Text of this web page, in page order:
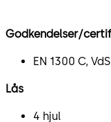
Godkendelser/
EN 1300 C,
Lås
4 hjul